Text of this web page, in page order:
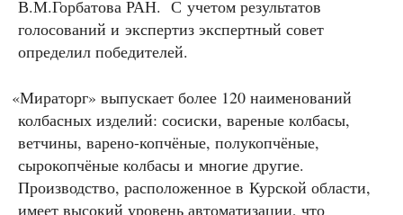
В.М.Горбатова РАН. С учетом результатов
голосований и экспертиз экспертный совет
определил победителей.
«Мираторг» выпускает более 120 наименований
колбасных изделий: сосиски, вареные колбасы,
ветчины, варено-копчёные, полукопчёные,
сырокопчёные колбасы и многие другие.
Производство, расположенное в Курской области,
имеет высокий уровень автоматизации, что